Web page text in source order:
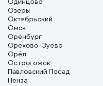
Озёры
Октябрьский
Омск
Оренбург
Орехово-Зуево
Орёл
Острогожск
Павловский Посад
Пенза